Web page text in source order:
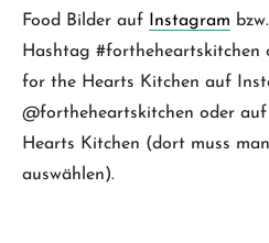
Food Bilder auf
Instagram bzw.
Hashtag
for the Hearts Kitchen auf
@fortheheartskitchen oder
Hearts Kitchen (dort muss
auswählen).